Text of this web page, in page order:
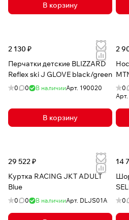
В корзину
2 130 ₽
Перчатки детские BLIZZARD
Reflex ski J GLOVE black/green
0 0 В наличииАрт. 190020
В корзину
2
0
Арт.
29 522 ₽
Куртка RACING JKT ADULT
Blue
0 0 В наличииАрт. DLJS01A
14
0